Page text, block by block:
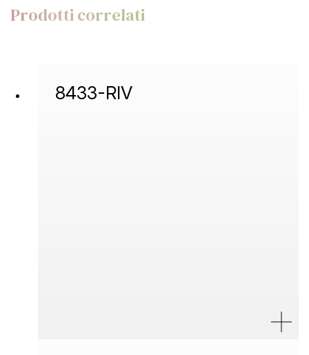
Prodotti correlati
8433-RIV